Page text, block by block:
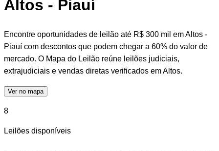
Altos - Piauí
Encontre oportunidades de leilão até R$ 300 mil em Altos -
Piauí com descontos que podem chegar a 60% do valor de
mercado. O Mapa do Leilão reúne leilões judiciais,
extrajudiciais e vendas diretas verificados em Altos.
Ver no mapa
8
Leilões disponíveis